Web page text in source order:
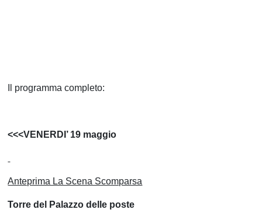
Il programma completo:
<<<VENERDI’ 19 maggio
Anteprima La Scena Scomparsa
Torre del Palazzo delle poste